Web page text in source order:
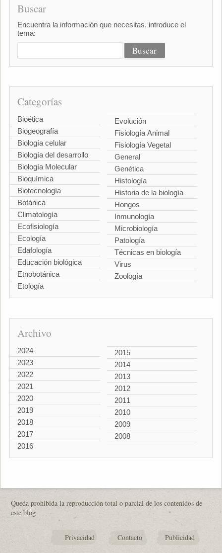
Buscar
Encuentra la información que necesitas, introduce el
tema:
Categorías
Bioética
Biogeografía
Biología celular
Biología del desarrollo
Biología Molecular
Bioquímica
Biotecnología
Botánica
Climatología
Ecofisiología
Ecología
Edafología
Educación biológica
Etnobotánica
Etología
Evolución
Fisiología Animal
Fisiología Vegetal
General
Genética
Histología
Historia de la biología
Hongos
Inmunología
Microbiología
Patología
Técnicas en biología
Virus
Zoología
Archivo
2024
2023
2022
2021
2020
2019
2018
2017
2016
2015
2014
2013
2012
2011
2010
2009
2008
Queda prohibida la reproducción total o parcial de los contenidos de
este blog
Privacidad Contacto Publicidad